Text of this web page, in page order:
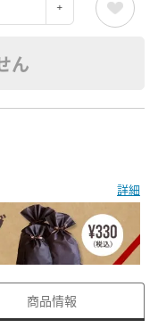
ん
詳細
商品情報